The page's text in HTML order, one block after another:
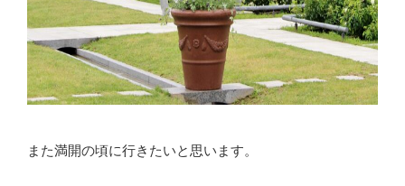
また満開の頃に行きたいと思います。